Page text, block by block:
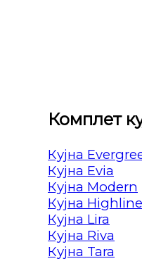
Комплет
Кујна
Кујна Evia
Кујна Modern
Кујна Highline
Кујна Lira
Кујна Riva
Кујна Tara